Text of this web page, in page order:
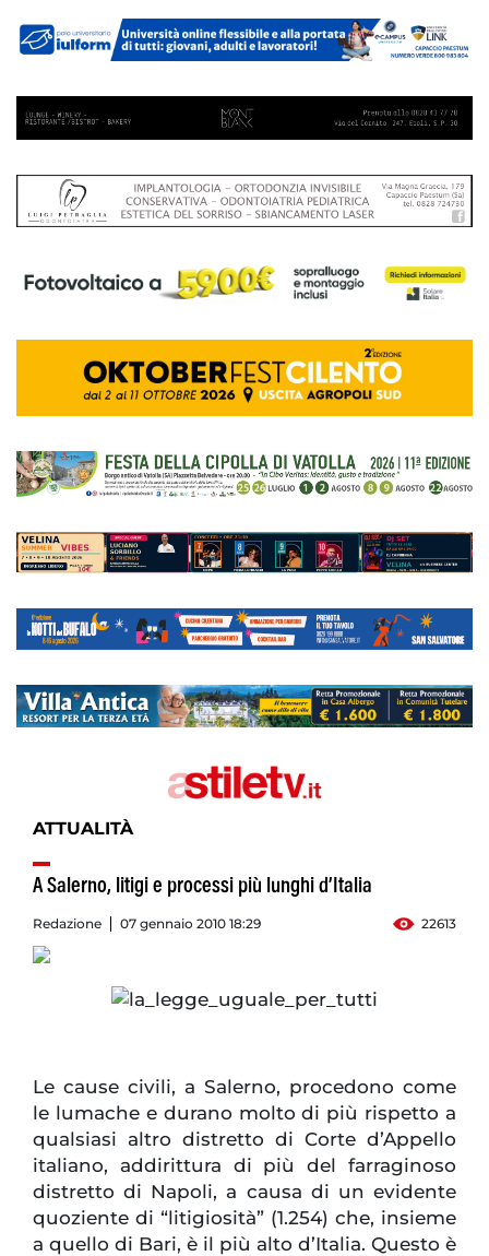
ATTUALITÀ
A Salerno, litigi e processi più lunghi d’Italia
Redazione 07 gennaio 2010 18:29 22613
Le cause civili, a Salerno, procedono come
le lumache e durano molto di più rispetto a
qualsiasi altro distretto di Corte d’Appello
italiano, addirittura di più del farraginoso
distretto di Napoli, a causa di un evidente
quoziente di “litigiosità” (1.254) che, insieme
a quello di Bari, è il più alto d’Italia. Questo è